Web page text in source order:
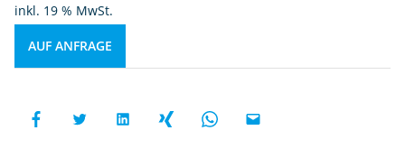
inkl. 19 % MwSt.
AUF ANFRAGE